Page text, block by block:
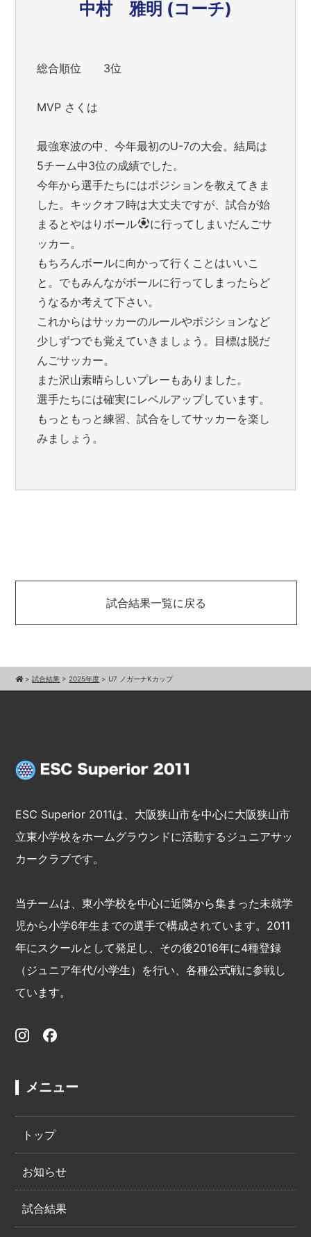
中村 雅明 (コーチ)
総合順位 3位
MVP さくは
最強寒波の中、今年最初のU-7の大会。結局は
5チーム中3位の成績でした。
今年から選手たちにはポジションを教えてきま
した。キックオフ時は大丈夫ですが、試合が始
まるとやはりボール
に行ってしまいだんごサ
ッカー。
もちろんボールに向かって行くことはいいこ
と。でもみんながボールに行ってしまったらど
うなるか考えて下さい。
これからはサッカーのルールやポジションなど
少しずつでも覚えていきましょう。目標は脱だ
んごサッカー。
また沢山素晴らしいプレーもありました。
選手たちには確実にレベルアップしています。
もっともっと練習、試合をしてサッカーを楽し
みましょう。
試合結果一覧に戻る
>試合結果 > 2025年度 > U7 ノガーナKカップ
ESC Superior 2011は、大阪狭山市を中心に大阪狭山市
立東小学校をホームグラウンドに活動するジュニアサッ
カークラブです。
当チームは、東小学校を中心に近隣から集まった未就学
児から小学6年生までの選手で構成されています。2011
年にスクールとして発足し、その後2016年に4種登録
（ジュニア年代/小学生）を行い、各種公式戦に参戦し
ています。
メニュー
トップ
お知らせ
試合結果